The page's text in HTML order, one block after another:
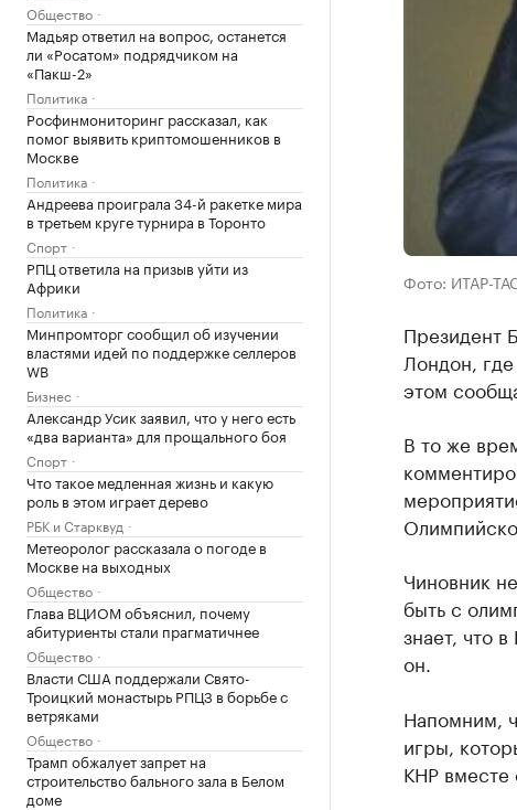
Общество
Мадьяр ответил на вопрос, останется
ли «Росатом» подрядчиком на
«Пакш-2»
Политика
Росфинмониторинг рассказал, как
помог выявить криптомошенников в
Москве
Политика
Андреева проиграла 34-й ракетке мира
в третьем круге турнира в Торонто
Спорт
РПЦ ответила на призыв уйти из
Африки
Политика
Минпромторг сообщил об изучении
властями идей по поддержке селлеров
WB
Бизнес
Александр Усик заявил, что у него есть
«два варианта» для прощального боя
Спорт
Что такое медленная жизнь и какую
роль в этом играет дерево
РБК и Старквуд
Метеоролог рассказала о погоде в
Москве на выходных
Общество
Глава ВЦИОМ объяснил, почему
абитуриенты стали прагматичнее
Общество
Власти США поддержали Свято-
Троицкий монастырь РПЦЗ в борьбе с
ветряками
Общество
Трамп обжалует запрет на
строительство бального зала в Белом
доме
Фото: ИТАР-
Президент
Лондон,
этом
В то же
Чиновник
быть с
знает, что
он.
Напомним,
игры,
КНР вместе